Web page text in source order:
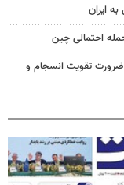
ایران
حمله احتمالی چین
تقویت انسجام و